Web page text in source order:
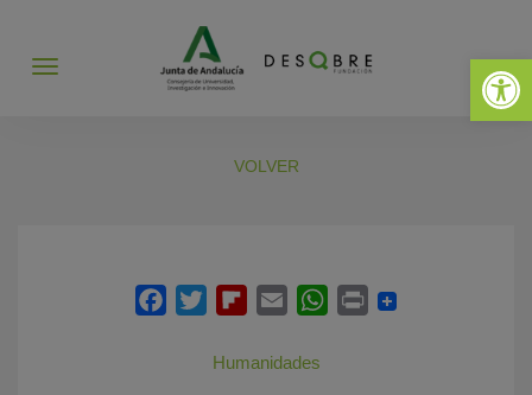
Abrir
Abrir
VOLVER
Humanidades